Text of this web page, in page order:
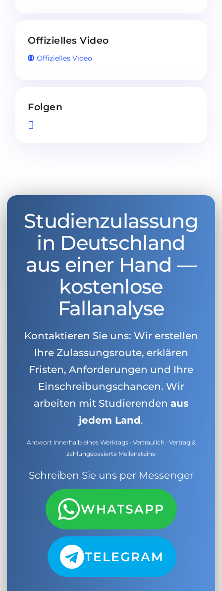
Offizielles Video
Offizielles Video
Folgen
Studienzulassung
in Deutschland
aus einer Hand —
kostenlose
Fallanalyse
Kontaktieren Sie uns: Wir erstellen
Ihre Zulassungsroute, erklären
Fristen, Anforderungen und Ihre
Einschreibungschancen. Wir
arbeiten mit Studierenden aus
jedem Land.
Antwort innerhalb eines Werktags · Vertraulich · Vertrag &
zahlungsbasierte Meilensteine
Schreiben Sie uns per Messenger
WHATSAPP
TELEGRAM